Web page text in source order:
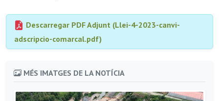
Descarregar PDF Adjunt (Llei-4-2023-canvi-
adscripcio-comarcal.pdf)
MÉS IMATGES DE LA NOTÍCIA